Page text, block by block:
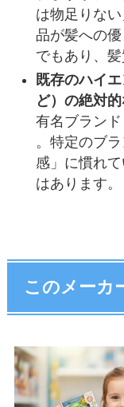
は物足りな
品が髪への
でもあり、
既存のハイ
ど）の絶対
有名ブラン
。特定のブ
感」に慣れ
はあります。
このメーカ